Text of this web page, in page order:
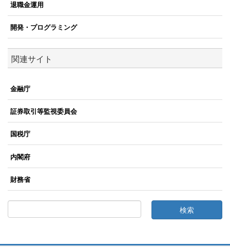
退職金運用
開発・プログラミング
関連サイト
金融庁
証券取引等監視委員会
国税庁
内閣府
財務省